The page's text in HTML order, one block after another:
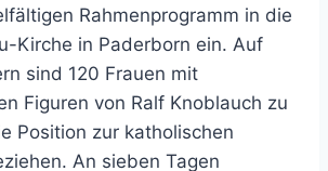
Rahmenprogramm in die
Kirche in Paderborn ein. Auf
sind 120 Frauen mit
Figuren von Ralf Knoblauch zu
Position zur katholischen
An sieben Tagen